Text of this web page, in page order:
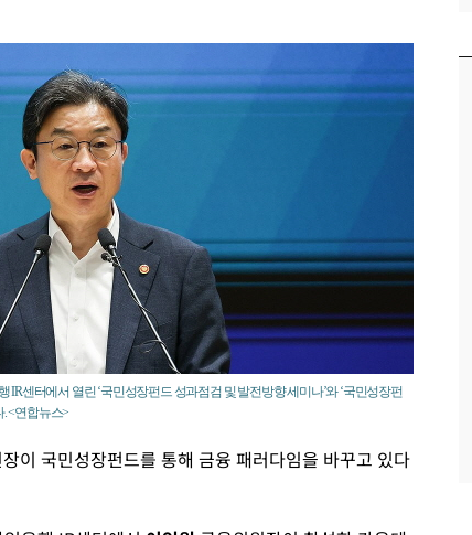
IR센터에서 열린 ‘국민성장펀드 성과점검 및 발전방향 세미나’와 ‘국민성장펀
<연합뉴스>
이 국민성장펀드를 통해 금융 패러다임을 바꾸고 있다